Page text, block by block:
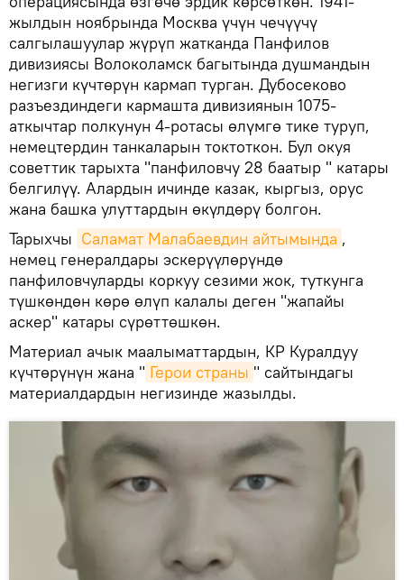
жылдын ноябрында Москва үчүн чечүүчү
салгылашуулар жүрүп жатканда Панфилов
дивизиясы Волоколамск багытында душмандын
негизги күчтөрүн кармап турган. Дубосеково
разъездиндеги кармашта дивизиянын 1075-
аткычтар полкунун 4-ротасы өлүмгө тике туруп,
немецтердин танкаларын токтоткон. Бул окуя
советтик тарыхта "панфиловчу 28 баатыр " катары
белгилүү. Алардын ичинде казак, кыргыз, орус
жана башка улуттардын өкүлдөрү болгон.
Тарыхчы Саламат Малабаевдин айтымында ,
немец генералдары эскерүүлөрүндө
панфиловчуларды коркуу сезими жок, туткунга
түшкөндөн көрө өлүп калалы деген "жапайы
аскер" катары сүрөттөшкөн.
Материал ачык маалыматтардын, КР Куралдуу
күчтөрүнүн жана " Герои страны " сайтындагы
материалдардын негизинде жазылды.